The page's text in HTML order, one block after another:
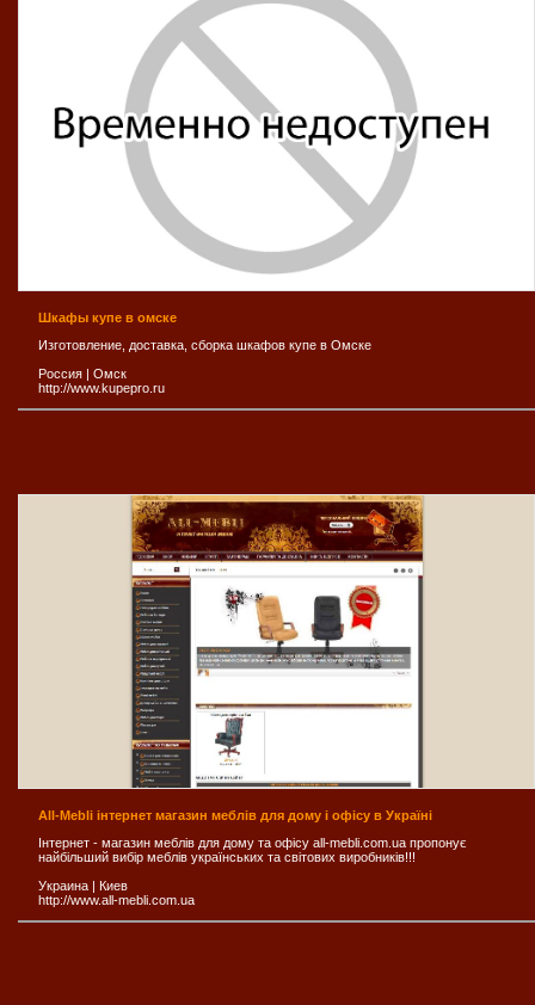
Шкафы купе в омске
Изготовление, доставка, сборка шкафов купе в Омске
Россия | Омск
http://www.kupepro.ru
All-Mebli інтернет магазин меблів для дому і офісу в Україні
Інтернет - магазин меблів для дому та офісу all-mebli.com.ua пропонує
найбільший вибір меблів українських та світових виробників!!!
Украина | Киев
http://www.all-mebli.com.ua